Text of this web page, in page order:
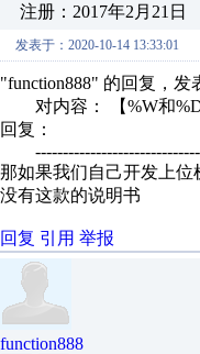
注册：2017年2月21日
发表于：2020-10-14 13:33:01
"function888" 的回复，发
对内容： 【%W和%D
回复：
那如果我们自己开发上
没有这款的说明书
回复 引用 举报
function888